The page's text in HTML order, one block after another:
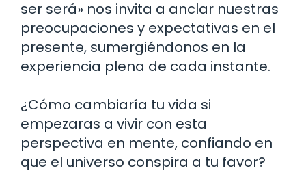
ser será» nos invita a anclar nuestras
preocupaciones y expectativas en el
presente, sumergiéndonos en la
experiencia plena de cada instante.
¿Cómo cambiaría tu vida si
empezaras a vivir con esta
perspectiva en mente, confiando en
que el universo conspira a tu favor?